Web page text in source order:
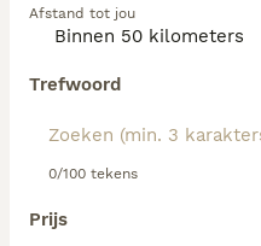
Afstand tot jou
Trefwoord
0/100 tekens
Prijs